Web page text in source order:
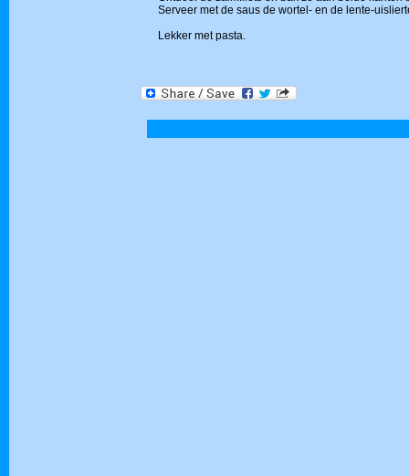
Serveer met de saus de wortel- en de lente-
Lekker met pasta.